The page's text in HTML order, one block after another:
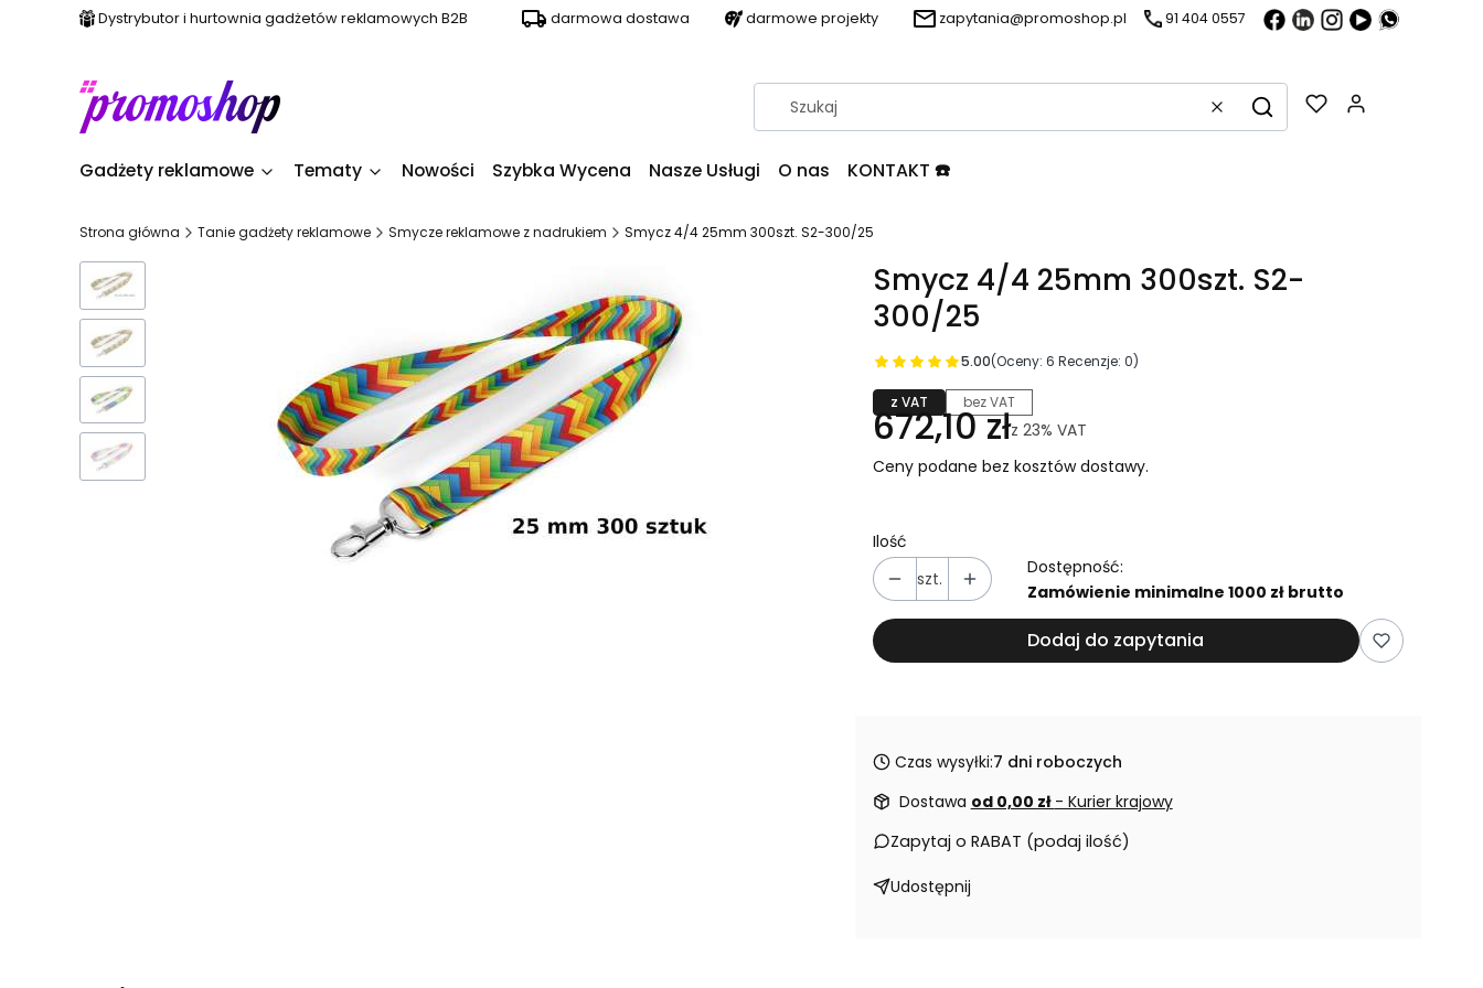
Dystrybutor i hurtownia gadżetów reklamowych B2B darmowa dostawa darmowe projekty zapytania@promoshop.pl 91 404 0557
WyczyśćSzukaj
Gadżety reklamowe Tematy Nowości Szybka Wycena Nasze Usługi O nas KONTAKT ☎️
Strona główna Tanie gadżety reklamowe Smycze reklamowe z nadrukiem Smycz 4/4 25mm 300szt. S2-300/25
Smycz 4/4 25mm 300szt. S2-
300/25
5.00(Oceny: 6 Recenzje: 0)
z VAT bez VAT
672,10 złz 23% VAT
Ceny podane bez kosztów dostawy.
Ilość
szt.
Dostępność:
Zamówienie minimalne 1000 zł brutto
Dodaj do zapytania
Czas wysyłki:7 dni roboczych
Dostawa od 0,00 zł - Kurier krajowy
Zapytaj o RABAT (podaj ilość)
Udostępnij